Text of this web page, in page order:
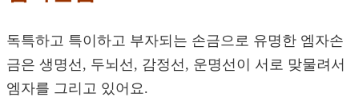
독특하고 특이하고 부자되는 손금으로 유명한 엠자손
금은 생명선, 두뇌선, 감정선, 운명선이 서로 맞물려서
엠자를 그리고 있어요.